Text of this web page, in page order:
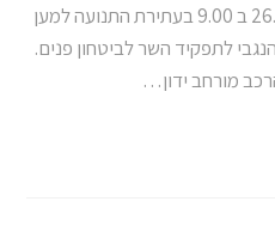
בג"צ בהרכב מורחב ידון ביום ג 26.8 ב 9.00 בעתירת התנועה למען
לתפקיד השר לביטחון פנים.
מורחב ידון…